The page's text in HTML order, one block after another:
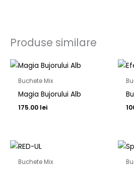
Produse similare
Buchete Mix
Magia Bujorului Alb
175.00 lei
Buchete Mix